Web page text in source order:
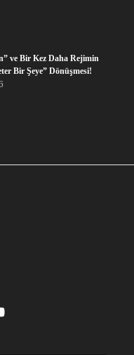
ve Bir Kez Daha Rejimin
Bir Şeye” Dönüşmesi!